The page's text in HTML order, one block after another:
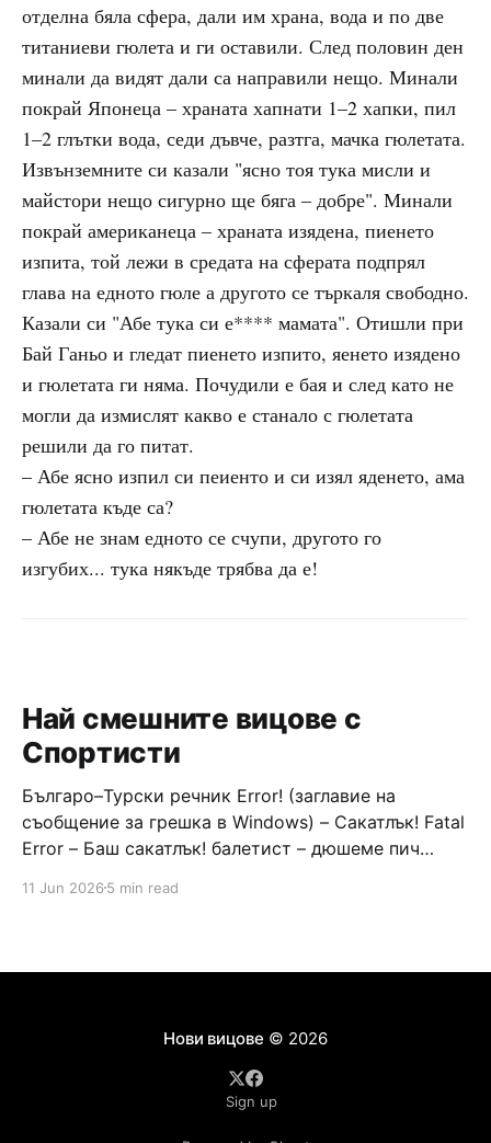
отделна бяла сфера, дали им храна, вода и по две
титаниеви гюлета и ги оставили. След половин ден
минали да видят дали са направили нещо. Минали
покрай Японеца – храната хапнати 1–2 хапки, пил
1–2 глътки вода, седи дъвче, разтга, мачка гюлетата.
Извънземните си казали "ясно тоя тука мисли и
майстори нещо сигурно ще бяга – добре". Минали
покрай американеца – храната изядена, пиенето
изпита, той лежи в средата на сферата подпрял
глава на едното гюле а другото се търкаля свободно.
Казали си "Абе тука си е**** мамата". Отишли при
Бай Ганьо и гледат пиенето изпито, яенето изядено
и гюлетата ги няма. Почудили е бая и след като не
могли да измислят какво е станало с гюлетата
решили да го питат.
– Абе ясно изпил си пеиенто и си изял яденето, ама
гюлетата къде са?
– Абе не знам едното се счупи, другото го
изгубих... тука някъде трябва да е!
Най смешните вицове с
Спортисти
Българо–Турски речник Error! (заглавие на
съобщение за грешка в Windows) – Сакатлък! Fatal
Error – Баш сакатлък! балетист – дюшеме пич
Война и мир – Патаклама и рахатлък Cancel –
дявола – дур базик шаркан бабана сакатлък Двама
11 Jun 2026 5 min read
Нови вицове © 2026
Sign up